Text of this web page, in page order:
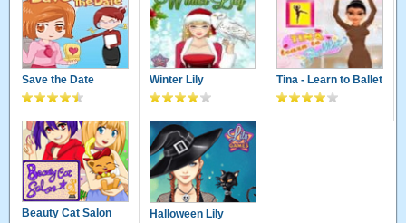
Save the Date Winter Lily Tina - Learn to Ballet
Beauty Cat Salon Halloween Lily